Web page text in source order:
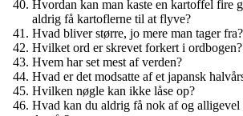
Hvordan kan man kaste en kartoffel fire
aldrig få kartoflerne til at flyve?
Hvad bliver større, jo mere man tager fra?
Hvilket ord er skrevet forkert i ordbogen?
Hvem har set mest af verden?
Hvad er det modsatte af et japansk
Hvilken nøgle kan ikke låse op?
Hvad kan du aldrig få nok af og alligevel